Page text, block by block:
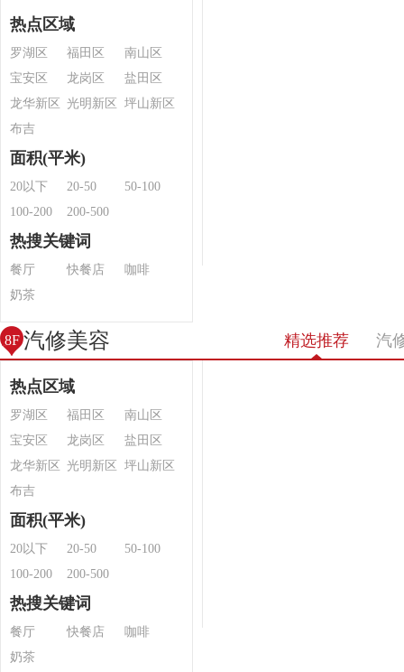
热点区域
罗湖区 福田区
南山区
宝安区
龙岗区
盐田区
龙华新区
光明新区
坪山新区
布吉
面积(平米)
20以下 20-50
50-100
100-200
200-500
热搜关键词
餐厅 快餐店
咖啡
奶茶
8F 汽修美容 精选推荐 汽
热点区域
罗湖区 福田区
南山区
宝安区
龙岗区
盐田区
龙华新区
光明新区
坪山新区
布吉
面积(平米)
20以下 20-50
50-100
100-200
200-500
热搜关键词
餐厅 快餐店
咖啡
奶茶